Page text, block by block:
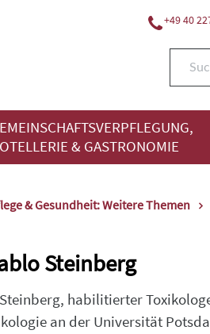
+49 40
& GASTRONOMIE
& Gesundheit: Weitere Themen
Steinberg
habilitierter
an der Universität